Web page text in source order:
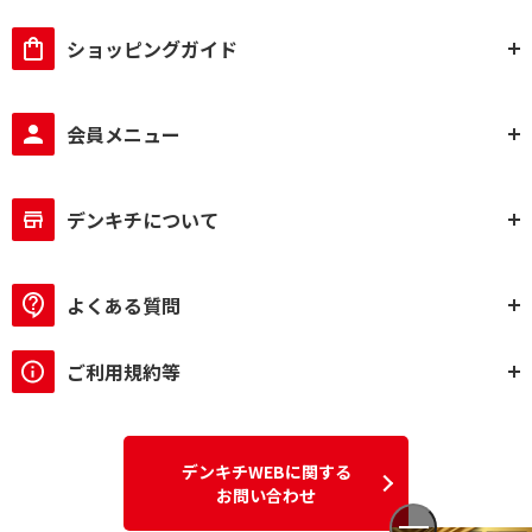
ショッピングガイド
会員メニュー
デンキチについて
よくある質問
ご利用規約等
デンキチWEBに関する
お問い合わせ